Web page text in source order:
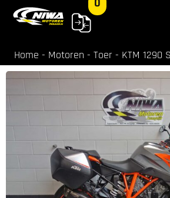
Home - Motoren - Toer - KTM 1290